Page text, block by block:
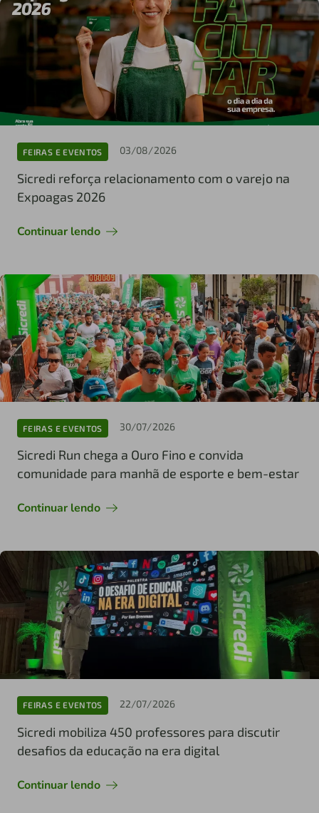
FEIRAS E EVENTOS 03/08/2026
Sicredi reforça relacionamento com o varejo na
Expoagas 2026
Continuar lendo
FEIRAS E EVENTOS 30/07/2026
Sicredi Run chega a Ouro Fino e convida
comunidade para manhã de esporte e bem-estar
Continuar lendo
FEIRAS E EVENTOS 22/07/2026
Sicredi mobiliza 450 professores para discutir
desafios da educação na era digital
Continuar lendo